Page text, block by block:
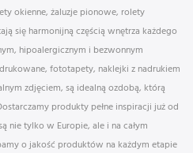
okienne, żaluzje pionowe, rolety
się harmonijną częścią wnętrza każdego
hipoalergicznym i bezwonnym
fototapety, naklejki z nadrukiem
zdjęciem, są idealną ozdobą, którą
produkty pełne inspiracji już od
nie tylko w Europie, ale i na całym
o jakość produktów na każdym etapie